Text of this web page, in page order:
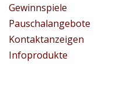
Gewinnspiele
Pauschalangebote
Kontaktanzeigen
Infoprodukte